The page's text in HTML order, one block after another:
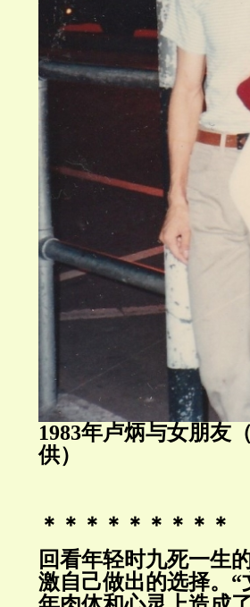
1983年卢炳与女朋友
供）
＊＊＊＊＊＊＊＊＊
回看年轻时九死一生
激自己做出的选择。